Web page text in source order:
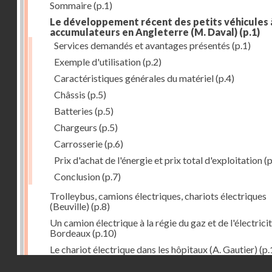
Sommaire(p.1)
Le développement récent des petits véhicules
accumulateurs en Angleterre (M. Daval) (p.1)
Services demandés et avantages présentés (p.1)
Exemple d'utilisation(p.2)
Caractéristiques générales du matériel(p.4)
Châssis (p.5)
Batteries (p.5)
Chargeurs (p.5)
Carrosserie(p.6)
Prix d'achat de l'énergie et prix total d'exploitation
Conclusion(p.7)
Trolleybus, camions électriques, chariots électriques
(Beuville) (p.8)
Un camion électrique à la régie du gaz et de
Bordeaux(p.10)
Le chariot électrique dans les hôpitaux (A. Gautier)